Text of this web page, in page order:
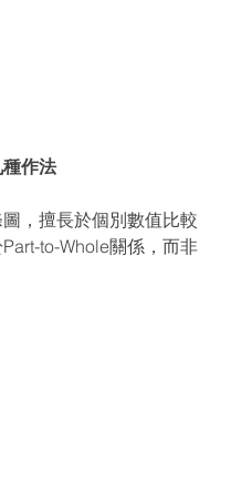
作法
，擅長於個別數值比較
Part-to-Whole關係，而非